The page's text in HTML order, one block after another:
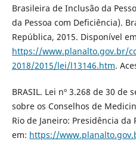
Brasileira de Inclusão da
da Pessoa com Deficiência).
República, 2015. Disponível
https://www.planalto.gov.br/
2018/2015/lei/l13146.htm.
BRASIL. Lei nº 3.268 de 30 de
sobre os Conselhos de
Rio de Janeiro: Presidência
em: https://